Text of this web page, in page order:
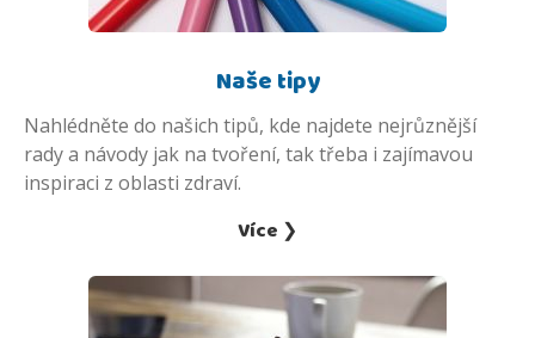
Naše tipy
Nahlédněte do našich tipů, kde najdete nejrůznější
rady a návody jak na tvoření, tak třeba i zajímavou
inspiraci z oblasti zdraví.
Více ❯